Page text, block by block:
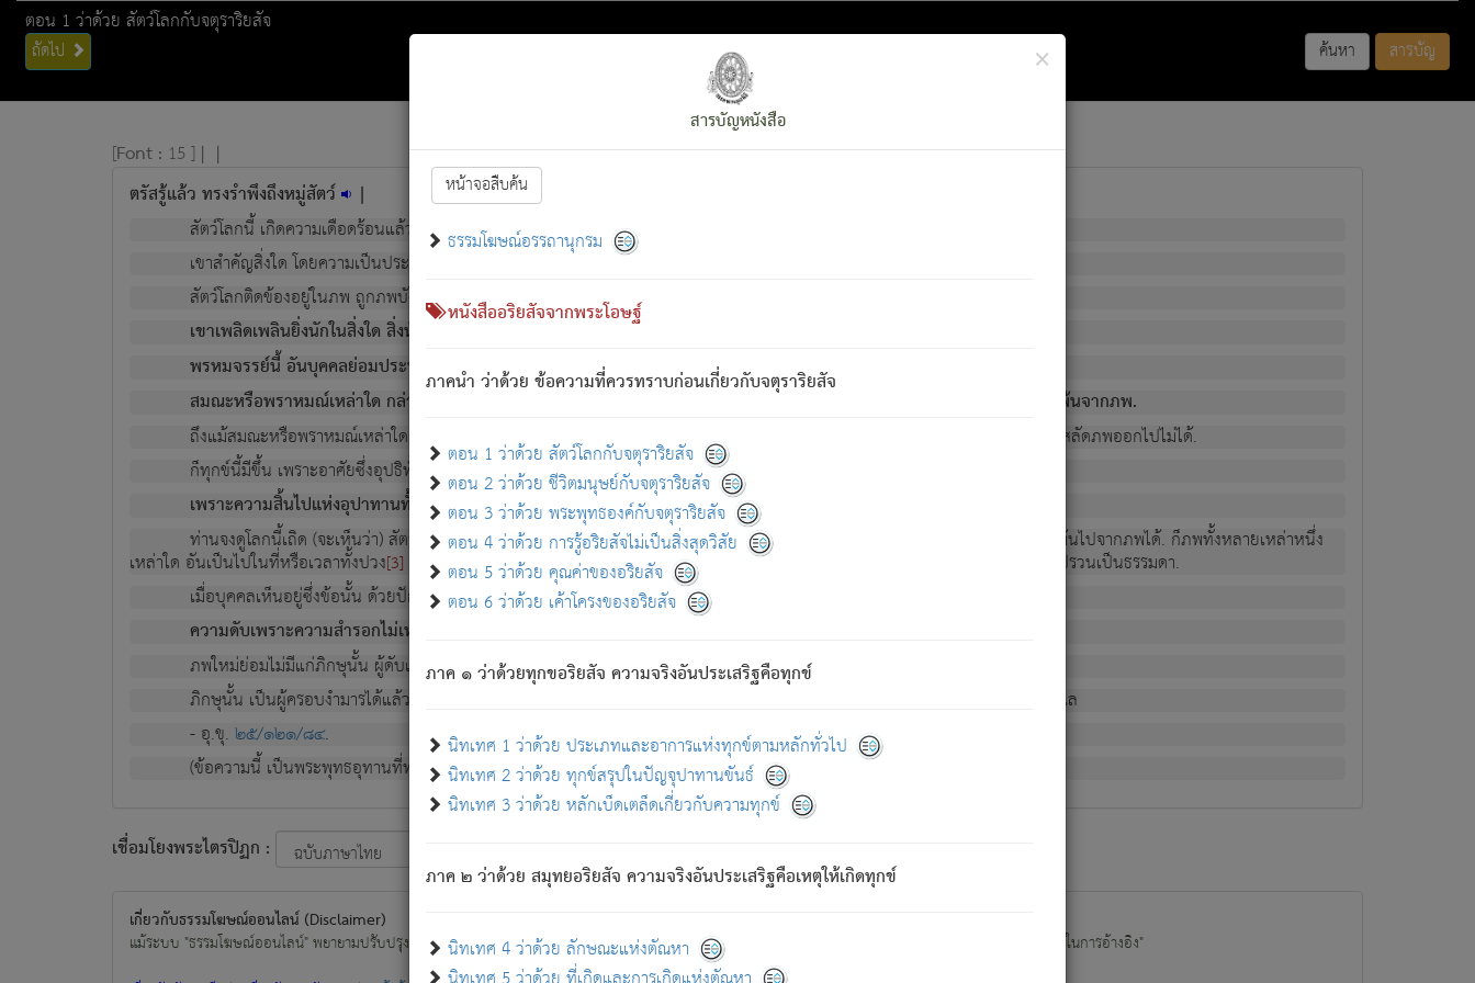
ตอน 1 ว่าด้วย สัตว์โลกกับจตุราริยสัจ
ถัดไป ค้นหา สารบัญ
×
สารบัญหนังสือ
หน้าจอสืบค้น
ธรรมโฆษณ์อรรถานุกรม
หนังสืออริยสัจจากพระโอษฐ์
ภาคนำ ว่าด้วย ข้อความที่ควรทราบก่อนเกี่ยวกับจตุราริยสัจ
ตอน 1 ว่าด้วย สัตว์โลกกับจตุราริยสัจ
ตอน 2 ว่าด้วย ชีวิตมนุษย์กับจตุราริยสัจ
ตอน 3 ว่าด้วย พระพุทธองค์กับจตุราริยสัจ
ตอน 4 ว่าด้วย การรู้อริยสัจไม่เป็นสิ่งสุดวิสัย
ตอน 5 ว่าด้วย คุณค่าของอริยสัจ
ตอน 6 ว่าด้วย เค้าโครงของอริยสัจ
ภาค ๑ ว่าด้วยทุกขอริยสัจ ความจริงอันประเสริฐคือทุกข์
นิทเทศ 1 ว่าด้วย ประเภทและอาการแห่งทุกข์ตามหลักทั่วไป
นิทเทศ 2 ว่าด้วย ทุกข์สรุปในปัญจุปาทานขันธ์
นิทเทศ 3 ว่าด้วย หลักเบ็ดเตล็ดเกี่ยวกับความทุกข์
ภาค ๒ ว่าด้วย สมุทยอริยสัจ ความจริงอันประเสริฐคือเหตุให้เกิดทุกข์
นิทเทศ 4 ว่าด้วย ลักษณะแห่งตัณหา
[Font : 15 ] | |
ตรัสรู้แล้ว ทรงรำพึงถึงหมู่สัตว์ |
สัตว์โลกนี้ เกิดความเดือดร้อนแล้ว มีผัสสะบังหน้า[1]ย่อมกล่าวซึ่งโรค (ความเสียดแทง) นั้นโดยความเป็นตัวเป็นตน
เขาสำคัญสิ่งใด โดยความเป็นประการใด แต่สิ่งนั้นย่อมเป็น (ตามที่เป็นจริง) โดยประการอื่นจากที่เขาสำคัญนั้น
สัตว์โลกติดข้องอยู่ในภพ ถูกภพบังหน้าแล้ว มีภพโดยความเป็นอย่างอื่น (จากที่มันเป็นอยู่จริง) จึงได้เพลิดเพลินยิ่งนักในภพนั้น
เขาเพลิดเพลินยิ่งนักในสิ่งใด สิ่งนั้นเป็นภัย (ที่เขาไม่รู้จัก) : เขากลัวต่อสิ่งใดสิ่งนั้นเป็นทุกข์
พรหมจรรย์นี้ อันบุคคลย่อมประพฤติ ก็เพื่อการละขาดซึ่งภพ.
สมณะหรือพราหมณ์เหล่าใด กล่าวความหลุดพ้นจากภพว่ามีได้เพราะภพ เรากล่าวว่า สมณะหรือพราหมณ์ทั้งปวงนั้น มิใช่ผู้หลดพ้นจากภพ.
ถึงแม้สมณะหรือพราหมณ์เหล่าใด กล่าวความออกไปได้จากภพ ว่ามีได้เพราะวิภพ[2]
: เรากล่าวว่า สมณะหรือพราหมณ์ทั้งปวงนั้น ก็ยังสลัดภพออกไปไม่ได้.
ก็ทุกข์นี้มีขึ้น เพราะอาศัยซึ่งอุปธิทั้งปวง.
เพราะความสิ้นไปแห่งอุปาทานทั้งปวง ความเกิดขึ้นแห่งทุกข์จึงไม่มี.
ท่านจงดูโลกนี้เถิด (จะเห็นว่า) สัตว์ทั้งหลายอันอวิชาหนาแน่นบังหนาแล้ว; และว่า สัตว์ผู้ยินดีในภพอันเป็นแล้วนั้น ย่อมไม่เป็นผู้หลุดพ้นไปจากภพได้. ก็ภพทั้งหลายเหล่าหนึ่ง
เหล่าใด อันเป็นไปในที่หรือเวลาทั้งปวง[3] เพื่อความมีแห่งประโยชน์โดยประการทั้งปวง; ภพทั้งหลายทั้งหมดนั้น ไม่เที่ยง เป็นทุกข์ มีความแปรปรวนเป็นธรรมดา.
เมื่อบุคคลเห็นอยู่ซึ่งข้อนั้น ด้วยปัญญาอันชอบตามที่เป็นจริงอย่างนี้อยู่; เขาย่อมละภวตัณหาได้ และไม่เพลิดเพลินวิภวตัณหาด้วย.
ความดับเพราะความสำรอกไม่เหลือ (แห่งภพทั้งหลาย) เพราะความสิ้นไปแห่งตัณหาโดยประการทั้งปวง นั้นคือนิพพาน.
ภพใหม่ย่อมไม่มีแก่ภิกษุนั้น ผู้ดับเย็นสนิทแล้ว เพราะไม่มีความยึดมั่น
ภิกษุนั้น เป็นผู้ครอบงำมารได้แล้ว ชนะสงครามแล้ว ก้าวล่วงภพทั้งหลายทั้งปวงได้แล้ว เป็นผู้คงที่ (คือไม่เปลี่ยนแปลงอีกต่อไป). ดังนี้แล
- อุ.ขุ.๒๕/๑๒๑/๘๔.
(ข้อความนี้ เป็นพระพุทธอุทานที่ทรงเปล่งออก ที่โคนต้นโพธิ์เป็นที่ตรัสรู้ เมื่อตรัสรู้แล้วได้ 7 วัน)
เชื่อมโยงพระไตรปิฏก :
เกี่ยวกับธรรมโฆษณ์ออนไลน์ (Disclaimer)
แม้ระบบ "ธรรมโฆษณ์ออนไลน์" พยายามปรับปรุงข้อมูลให้ถูกต้องมากที่สุด ผู้ศึกษาก็พึงตรวจสอบกับตัวเล่มหนังสือต้นฉบับ ที่มีการพิมพ์ครั้งล่าสุด ก่อนนำข้อมูลไปใช้ในการอ้างอิง"